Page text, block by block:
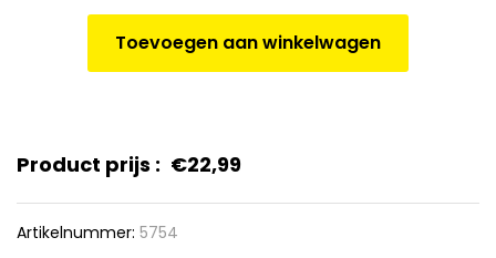
quantity
Toevoegen aan winkelwagen
Product prijs : €22,99
Artikelnummer: 5754